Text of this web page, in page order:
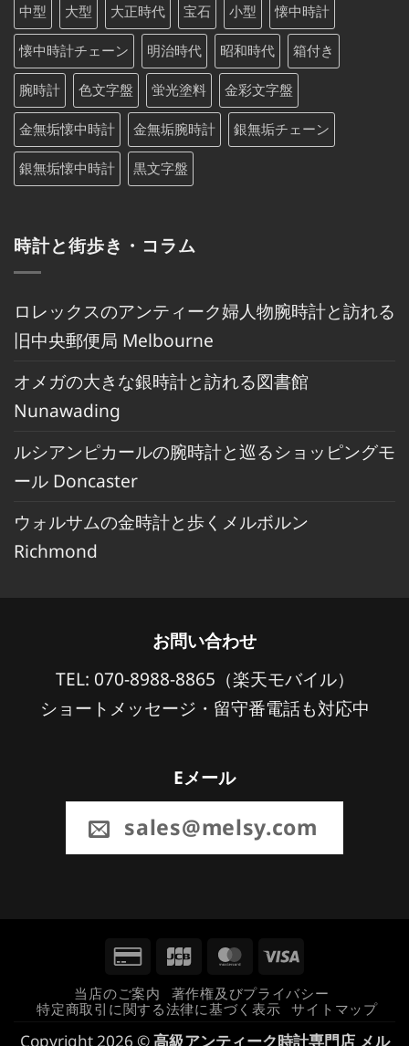
中型 大型 大正時代 宝石 小型 懐中時計
懐中時計チェーン 明治時代 昭和時代 箱付き
腕時計 色文字盤 蛍光塗料 金彩文字盤
金無垢懐中時計 金無垢腕時計 銀無垢チェーン
銀無垢懐中時計 黒文字盤
時計と街歩き・コラム
ロレックスのアンティーク婦人物腕時計と訪れる
旧中央郵便局 Melbourne
オメガの大きな銀時計と訪れる図書館
Nunawading
ルシアンピカールの腕時計と巡るショッピングモ
ール Doncaster
ウォルサムの金時計と歩くメルボルン
Richmond
お問い合わせ
TEL: 070-8988-8865（楽天モバイル）
ショートメッセージ・留守番電話も対応中
Eメール
sales@melsy.com
Credit
Card
2
JCB MasterCard
Visa
当店のご案内
著作権及びプライバシー
特定商取引に関する法律に基づく表示
サイトマップ
Copyright 2026 ©高級アンティーク時計専門店 メル